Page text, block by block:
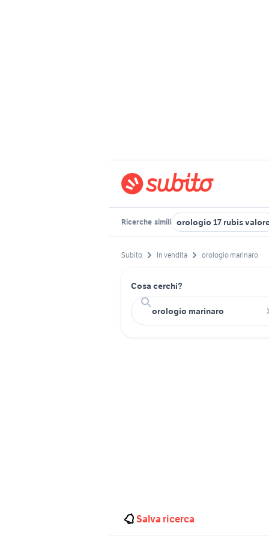
Ricerche simili orologio 17 rubis
Subito In vendita orologio marinaro
Cosa cerchi?
Salva ricerca